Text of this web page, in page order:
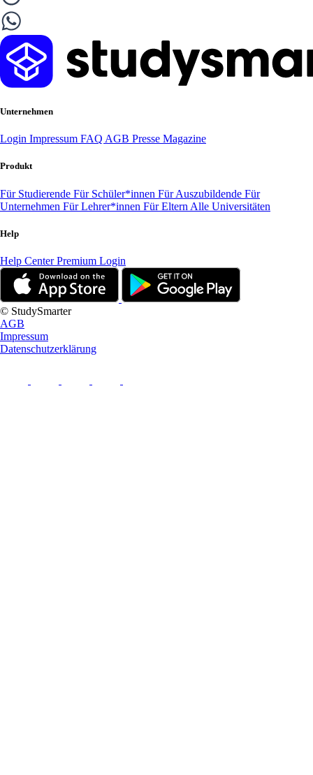
Unternehmen
Login Impressum FAQ AGB Presse Magazine
Produkt
Für Studierende Für Schüler*innen Für Auszubildende Für
Unternehmen Für Lehrer*innen Für Eltern Alle Universitäten
Help
Help CenterPremium Login
© StudySmarter
AGB
Impressum
Datenschutzerklärung